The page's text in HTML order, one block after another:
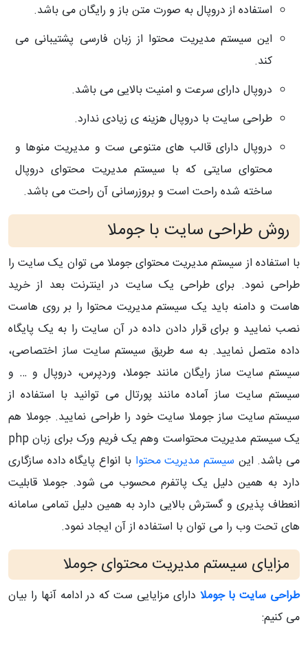
استفاده از دروپال به صورت متن باز و رایگان می باشد.
این سیستم مدیریت محتوا از زبان فارسی پشتیبانی می
کند.
دروپال دارای سرعت و امنیت بالایی می باشد.
طراحی سایت با دروپال هزینه ی زیادی ندارد.
دروپال دارای قالب های متنوعی ست و مدیریت منوها و
محتوای سایتی که با سیستم مدیریت محتوای دروپال
ساخته شده راحت است و بروزرسانی آن راحت می باشد.
روش طراحی سایت با جوملا
با استفاده از سیستم مدیریت محتوای جوملا می توان یک سایت را
طراحی نمود. برای طراحی یک سایت در اینترنت بعد از خرید
هاست و دامنه باید یک سیستم مدیریت محتوا را بر روی هاست
نصب نمایید و برای قرار دادن داده در آن سایت را به یک پایگاه
داده متصل نمایید. به سه طریق سیستم سایت ساز اختصاصی،
سیستم سایت ساز رایگان مانند جوملا، وردپرس، دروپال و … و
سیستم سایت ساز آماده مانند پورتال می توانید با استفاده از
سیستم سایت ساز جوملا سایت خود را طراحی نمایید. جوملا هم
یک سیستم مدیریت محتواست وهم یک فریم ورک برای زبان php
می باشد. این سیستم مدیریت محتوا با انواع پایگاه داده سازگاری
دارد به همین دلیل یک پاتفرم محسوب می شود. جوملا قابلیت
انعطاف پذیری و گسترش بالایی دارد به همین دلیل تمامی سامانه
های تحت وب را می توان با استفاده از آن ایجاد نمود.
مزایای سیستم مدیریت محتوای جوملا
طراحی سایت با جوملا دارای مزایایی ست که در ادامه آنها را بیان
می کنیم: